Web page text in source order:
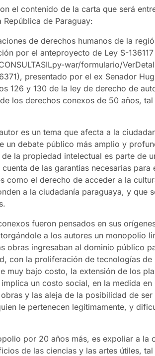
el contenido de la carta que será
de Paraguay:
de derechos humanos de la
por el anteproyecto de Ley S-136117
war/formulario/
presentado por el ex Senador
126 y 130 de la ley de derecho de
los derechos conexos de 50 años,
es un tema que afecta a la
un debate público más amplio y
la propiedad intelectual es parte de
de las garantías necesarias para
como el derecho de acceder a la
a la ciudadanía paraguaya, y que
fueron pensados en sus
a los autores un monopolio
obras ingresaban al dominio público
con la proliferación de tecnologías de
muy bajo costo, la extensión de los
un costo social, en la medida en
y las aleja de la posibilidad de ser
le pertenecen legítimamente, y
por 20 años más, es expoliar a la
de las ciencias y las artes útiles,